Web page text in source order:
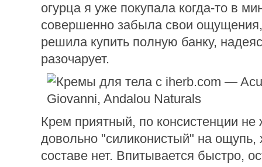
огурца я уже покупала когда-то в
совершенно забыла свои
решила купить полную банку,
разочарует.
Крем приятный, по консистенции не
довольно "силиконистый" на ощупь,
составе нет. Впитывается быстро,